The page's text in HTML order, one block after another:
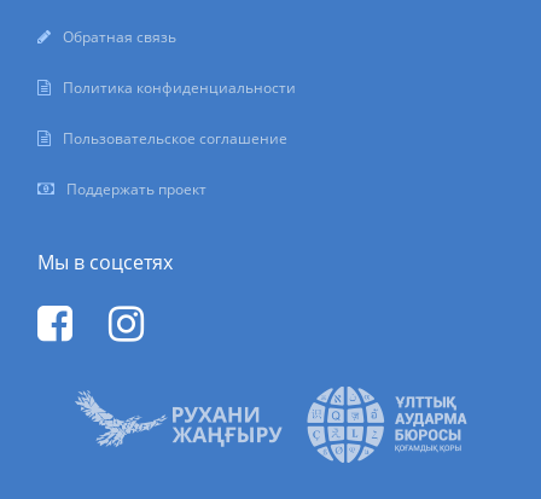
Обратная связь
Политика конфиденциальности
Пользовательское соглашение
Поддержать проект
Мы в соцсетях